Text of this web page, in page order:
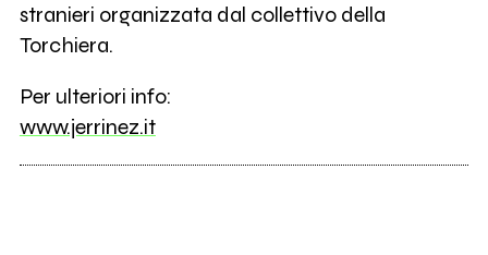
stranieri organizzata dal collettivo della
Torchiera.
Per ulteriori info:
www.jerrinez.it